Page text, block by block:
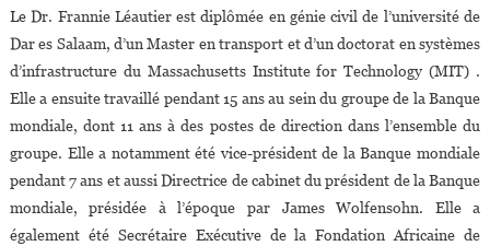
Le Dr. Frannie Léautier est diplômée en génie civil de l’université de
Dar es Salaam, d’un Master en transport et d’un doctorat en systèmes
d’infrastructure du Massachusetts Institute for Technology (MIT) .
Elle a ensuite travaillé pendant 15 ans au sein du groupe de la Banque
mondiale, dont 11 ans à des postes de direction dans l’ensemble du
groupe. Elle a notamment été vice-président de la Banque mondiale
pendant 7 ans et aussi Directrice de cabinet du président de la Banque
mondiale, présidée à l’époque par James Wolfensohn. Elle a
également été Secrétaire Exécutive de la Fondation Africaine de